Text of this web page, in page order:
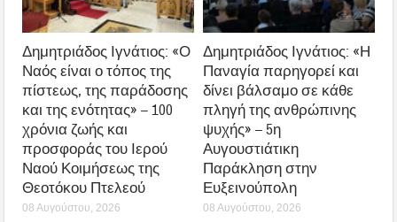
Δημητριάδος Ιγνάτιος: «Ο
Ναός είναι ο τόπος της
πίστεως, της παράδοσης
και της ενότητας» – 100
χρόνια ζωής και
προσφοράς του Ιερού
Ναού Κοιμήσεως της
Θεοτόκου Πτελεού
08 Αυγούστου, 2026
Δημητριάδος Ιγνάτιος: «Η
Παναγία παρηγορεί και
δίνει βάλσαμο σε κάθε
πληγή της ανθρώπινης
ψυχής» – 5η
Αυγουστιάτικη
Παράκληση στην
Ευξεινούπολη
08 Αυγούστου, 2026